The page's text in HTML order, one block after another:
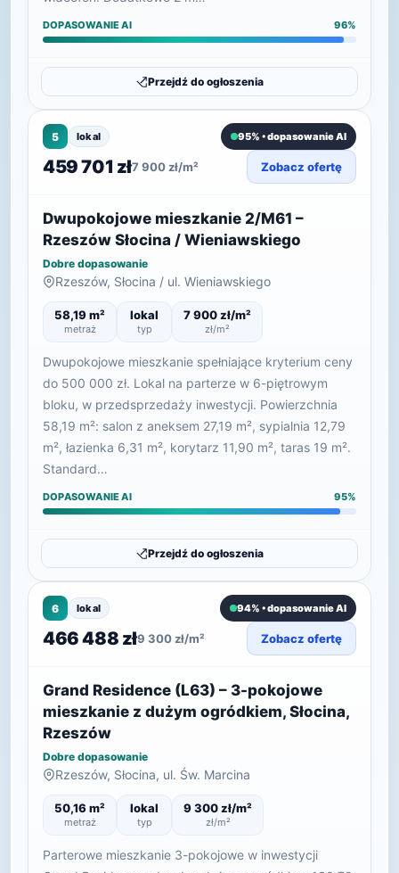
DOPASOWANIE AI 96%
Przejdź do ogłoszenia
5 lokal 95% • dopasowanie AI
459 701 zł7 900 zł/m² Zobacz ofertę
Dwupokojowe mieszkanie 2/M61 –
Rzeszów Słocina / Wieniawskiego
Dobre dopasowanie
Rzeszów, Słocina / ul. Wieniawskiego
58,19 m²
metraż
lokal
typ
7 900 zł/m²
zł/m²
Dwupokojowe mieszkanie spełniające kryterium ceny
do 500 000 zł. Lokal na parterze w 6-piętrowym
bloku, w przedsprzedaży inwestycji. Powierzchnia
58,19 m²: salon z aneksem 27,19 m², sypialnia 12,79
m², łazienka 6,31 m², korytarz 11,90 m², taras 19 m².
Standard…
DOPASOWANIE AI 95%
Przejdź do ogłoszenia
6 lokal 94% • dopasowanie AI
466 488 zł9 300 zł/m² Zobacz ofertę
Grand Residence (L63) – 3-pokojowe
mieszkanie z dużym ogródkiem, Słocina,
Rzeszów
Dobre dopasowanie
Rzeszów, Słocina, ul. Św. Marcina
50,16 m²
metraż
lokal
typ
9 300 zł/m²
zł/m²
Parterowe mieszkanie 3-pokojowe w inwestycji